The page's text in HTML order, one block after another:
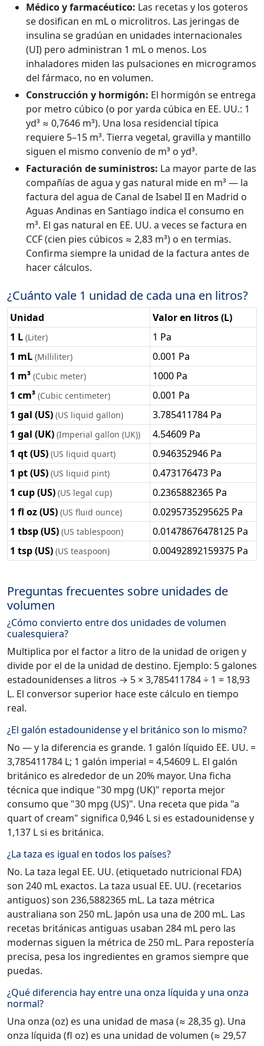
Médico y farmacéutico: Las recetas y los goteros
se dosifican en mL o microlitros. Las jeringas de
insulina se gradúan en unidades internacionales
(UI) pero administran 1 mL o menos. Los
inhaladores miden las pulsaciones en microgramos
del fármaco, no en volumen.
Construcción y hormigón: El hormigón se entrega
por metro cúbico (o por yarda cúbica en EE. UU.: 1
yd³ ≈ 0,7646 m³). Una losa residencial típica
requiere 5–15 m³. Tierra vegetal, gravilla y mantillo
siguen el mismo convenio de m³ o yd³.
Facturación de suministros: La mayor parte de las
compañías de agua y gas natural mide en m³ — la
factura del agua de Canal de Isabel II en Madrid o
Aguas Andinas en Santiago indica el consumo en
m³. El gas natural en EE. UU. a veces se factura en
CCF (cien pies cúbicos ≈ 2,83 m³) o en termias.
Confirma siempre la unidad de la factura antes de
hacer cálculos.
¿Cuánto vale 1 unidad de cada una en litros?
Unidad
Valor en litros (L)
1 L (Liter)
1 Pa
1 mL (Milliliter)
0.001 Pa
1 m³ (Cubic meter)
1000 Pa
1 cm³ (Cubic centimeter)
0.001 Pa
1 gal (US) (US liquid gallon)
3.785411784 Pa
1 gal (UK) (Imperial gallon (UK))
4.54609 Pa
1 qt (US) (US liquid quart)
0.946352946 Pa
1 pt (US) (US liquid pint)
0.473176473 Pa
1 cup (US) (US legal cup)
0.2365882365 Pa
1 fl oz (US) (US fluid ounce)
0.0295735295625 Pa
1 tbsp (US) (US tablespoon)
0.01478676478125 Pa
1 tsp (US) (US teaspoon) 0.00492892159375 Pa
Preguntas frecuentes sobre unidades de
volumen
¿Cómo convierto entre dos unidades de volumen
cualesquiera?
Multiplica por el factor a litro de la unidad de origen y
divide por el de la unidad de destino. Ejemplo: 5 galones
estadounidenses a litros → 5 × 3,785411784 ÷ 1 = 18,93
L. El conversor superior hace este cálculo en tiempo
real.
¿El galón estadounidense y el británico son lo mismo?
No — y la diferencia es grande. 1 galón líquido EE. UU. =
3,785411784 L; 1 galón imperial = 4,54609 L. El galón
británico es alrededor de un 20% mayor. Una ficha
técnica que indique "30 mpg (UK)" reporta mejor
consumo que "30 mpg (US)". Una receta que pida "a
quart of cream" significa 0,946 L si es estadounidense y
1,137 L si es británica.
¿La taza es igual en todos los países?
No. La taza legal EE. UU. (etiquetado nutricional FDA)
son 240 mL exactos. La taza usual EE. UU. (recetarios
antiguos) son 236,5882365 mL. La taza métrica
australiana son 250 mL. Japón usa una de 200 mL. Las
recetas británicas antiguas usaban 284 mL pero las
modernas siguen la métrica de 250 mL. Para repostería
precisa, pesa los ingredientes en gramos siempre que
puedas.
¿Qué diferencia hay entre una onza líquida y una onza
normal?
Una onza (oz) es una unidad de masa (≈ 28,35 g). Una
onza líquida (fl oz) es una unidad de volumen (≈ 29,57